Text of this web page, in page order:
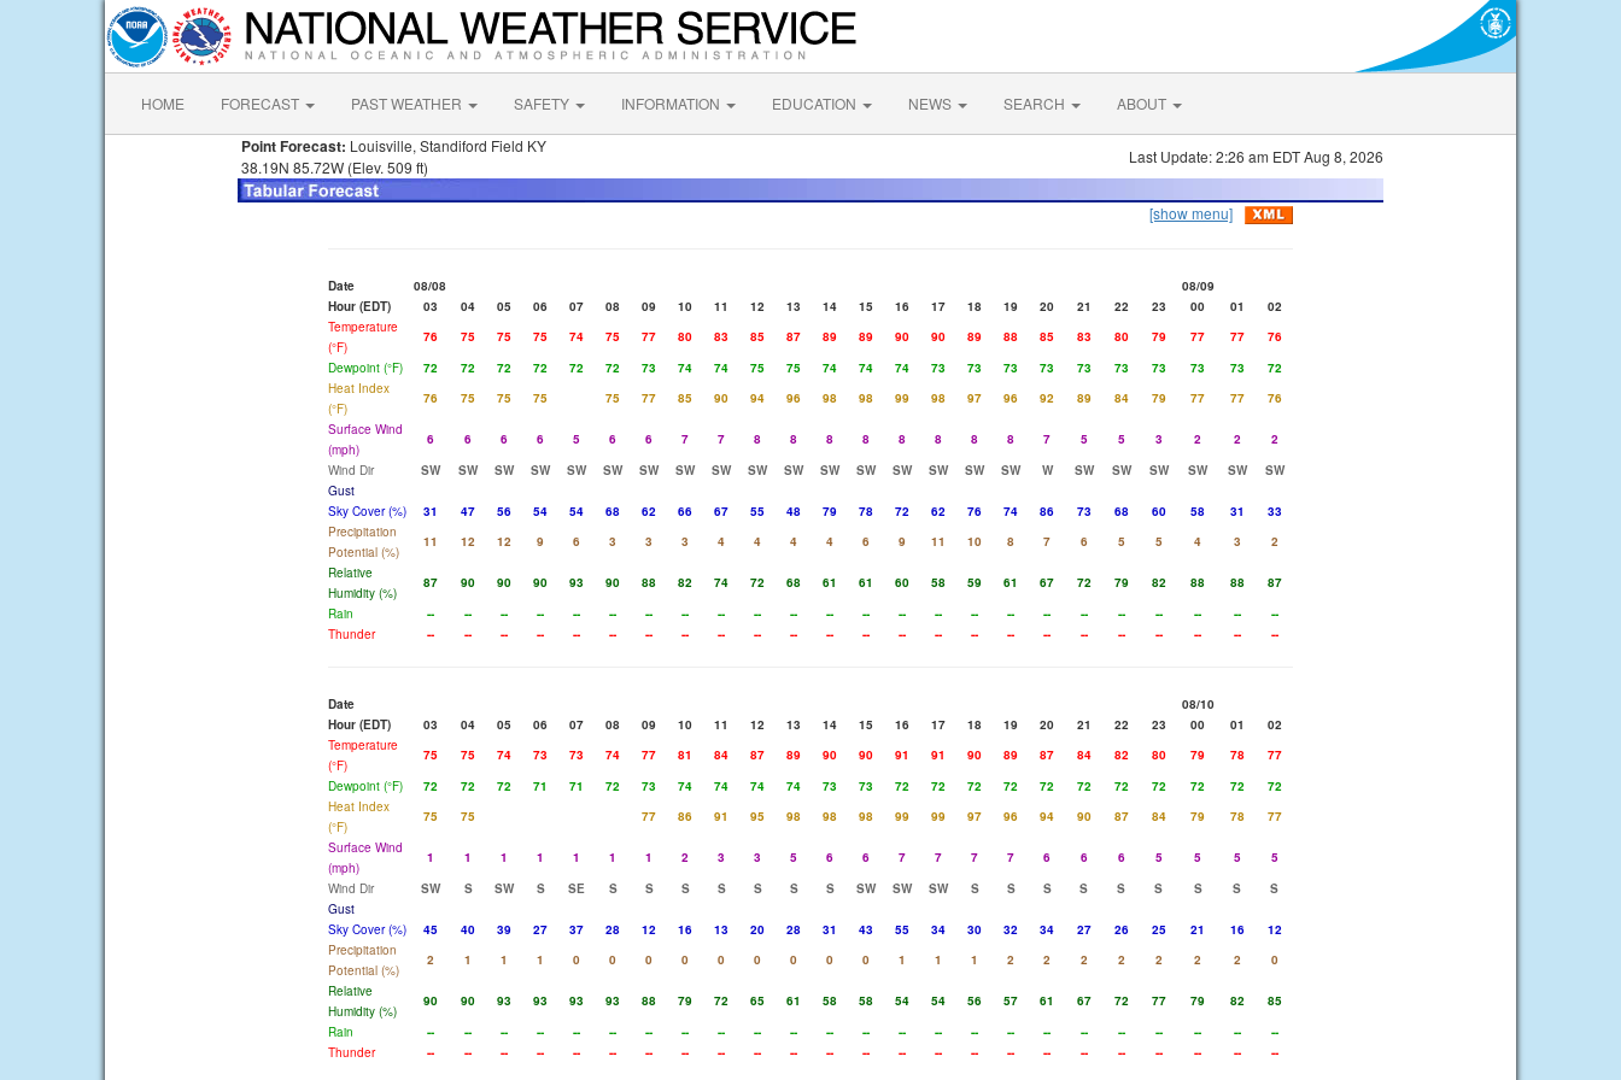
HOME FORECAST PAST WEATHER SAFETY INFORMATION EDUCATION NEWS SEARCH ABOUT
Point Forecast: Louisville, Standiford Field KY
38.19N 85.72W (Elev. 509 ft)
Last Update: 2:26 am EDT Aug 8, 2026
[show menu]
Date 08/08
08/09
Hour (EDT)
03 04 05 06 07 08 09 10 11 12 13 14 15 16 17 18 19 20 21 22 23 00 01
02
Temperature
(°F)
76 75 75 75 74 75 77 80 83 85 87 89 89 90 90 89 88 85 83 80 79 77 77
76
Dewpoint (°F)
72 72 72 72 72 72 73 74 74 75 75 74 74 74 73 73 73 73 73 73 73 73 73
72
Heat Index
(°F)
76 75 75 75 75 77 85 90 94 96 98 98 99 98 97 96 92 89 84 79 77 77
76
Surface Wind
(mph)
6 6 6 6 5 6 6 7 7 8 8 8 8 8 8 8 8 7 5 5 3 2 2
2
Wind Dir
SW SW SW SW SW SW SW SW SW SW SW SW SW SW SW SW SW W SW SW SW SW SW
SW
Gust
Sky Cover (%)
31 47 56 54 54 68 62 66 67 55 48 79 78 72 62 76 74 86 73 68 60 58 31
33
Precipitation
Potential (%)
11 12 12 9 6 3 3 3 4 4 4 4 6 9 11 10 8 7 6 5 5 4 3
2
Relative
Humidity (%)
87 90 90 90 93 90 88 82 74 72 68 61 61 60 58 59 61 67 72 79 82 88 88
87
Rain
-- -- -- -- -- -- -- -- -- -- -- -- -- -- -- -- -- -- -- -- -- -- --
--
Thunder
-- -- -- -- -- -- -- -- -- -- -- -- -- -- -- -- -- -- -- -- -- -- -- --
Date
08/10
Hour (EDT)
03 04 05 06 07 08 09 10 11 12 13 14 15 16 17 18 19 20 21 22 23 00 01
02
Temperature
(°F)
75 75 74 73 73 74 77 81 84 87 89 90 90 91 91 90 89 87 84 82 80 79 78
77
Dewpoint (°F)
72 72 72 71 71 72 73 74 74 74 74 73 73 72 72 72 72 72 72 72 72 72 72
72
Heat Index
(°F)
75 75 77 86 91 95 98 98 98 99 99 97 96 94 90 87 84 79 78
77
Surface Wind
(mph)
1 1 1 1 1 1 1 2 3 3 5 6 6 7 7 7 7 6 6 6 5 5 5
5
Wind Dir
SW S SW S SE S S S S S S S SW SW SW S S S S S S S S
S
Gust
Sky Cover (%)
45 40 39 27 37 28 12 16 13 20 28 31 43 55 34 30 32 34 27 26 25 21 16
12
Precipitation
Potential (%)
2 1 1 1 0 0 0 0 0 0 0 0 0 1 1 1 2 2 2 2 2 2 2
0
Relative
Humidity (%)
90 90 93 93 93 93 88 79 72 65 61 58 58 54 54 56 57 61 67 72 77 79 82
85
Rain
-- -- -- -- -- -- -- -- -- -- -- -- -- -- -- -- -- -- -- -- -- -- --
--
Thunder
-- -- -- -- -- -- -- -- -- -- -- -- -- -- -- -- -- -- -- -- -- -- -- --